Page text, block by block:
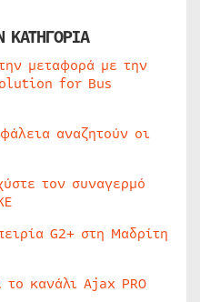
ΚΑΤΗΓΟΡΙΑ
μεταφορά με την
for Bus
αναζητούν οι
τον συναγερμό
G2+ στη Μαδρίτη
κανάλι Ajax PRO